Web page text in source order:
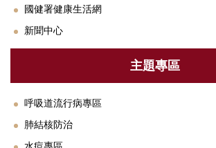
國健署健康生活網
新聞中心
主題專區
呼吸道流行病專區
肺結核防治
水痘專區